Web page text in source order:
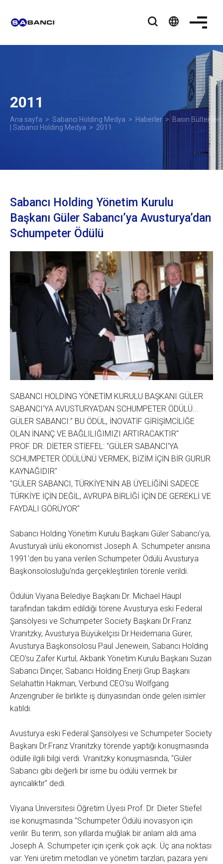
language
2011
Ana sayfa > Sabancı Holding Medya > Haberler> Basın Bültenleri
| Sabancı Holding Medya > 2011
Sabancı Holding Yönetim Kurulu
Başkanı Güler Sabancı’ya Avusturya’dan
Schumpeter Ödülü
SABANCI HOLDİNG YÖNETİM KURULU BAŞKANI GÜLER
SABANCI'YA AVUSTURYA'DAN SCHUMPETER ÖDÜLÜ...
GÜLER SABANCI:" BU ÖDÜL, İNOVATİF GİRİŞİMCİLİĞE
OLAN İNANÇ VE BAĞLILIĞIMIZI ARTIRACAKTIR"
PROF. DR. DİETER STİEFEL: "GÜLER SABANCI'YA
SCHUMPETER ÖDÜLÜNÜ VERMEK, BİZİM İÇİN BİR GURUR
KAYNAĞIDIR"
"GÜLER SABANCI, TÜRKİYE'NİN AB ÜYELİĞİNİ SADECE
TÜRKİYE İÇİN DEĞİL, AVRUPA BİRLİĞİ İÇİN DE GEREKLİ VE
FAYDALI GÖRÜYOR"
Sabancı Holding Yönetim Kurulu Başkanı Güler Sabancı'ya,
Avusturyalı ünlü ekonomist Joseph A. Schumpeter anısına
1991'den bu yana verilen Schumpeter Ödülü Avusturya
Başkonsolosluğu'nda gerçekleştirilen törenle verildi.
Ödülün Viyana Belediye Başkanı Dr. Michael Häupl
tarafından takdim edildiği törene Avusturya eski Federal
Şansölyesi ve Schumpeter Society Başkanı Dr.Franz
Vranitzky, Avusturya Büyükelçisi Dr.Heidemaria Gürer,
Avusturya Başkonsolosu Paul Jenewein, Sabancı Holding
CEO'su Zafer Kurtul, Akbank Yönetim Kurulu Başkanı Suzan
Sabancı Dinçer, Sabancı Holding Enerji Grup Başkanı
Selahattin Hakman, Verbund CEO'su Wolfgang
Anzengruber ile birlikte iş dünyasından önde gelen isimler
katıldı.
Avusturya eski Federal Şansölyesi ve Schumpeter Society
Başkanı Dr.Franz Vranitzky törende yaptığı konuşmasında
ödülle ilgili bilgi verdi. Vranitzky konuşmasında, "Güler
Sabancı gibi değerli bir isme bu ödülü vermek bir
ayrıcalıktır" dedi.
Viyana Üniversitesi Öğretim Üyesi Prof. Dr. Dieter Stiefel
ise konuşmasında "Schumpeter Ödülü inovasyon için
verilir. Bu terim, son yıllarda muğlak bir anlam aldı ama
Joseph A. Schumpeter için içerik çok açık. Üç ana noktası
var: Yeni üretim metodları ve yönetim tarzları, pazara yeni